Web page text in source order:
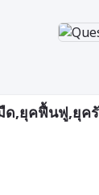
ด,ยุคฟื้นฟู,ยุ